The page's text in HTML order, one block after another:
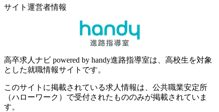
サイト運営者情報
高卒求人ナビ powered by handy進路指導室は、高校生を対象
とした就職情報サイトです。
このサイトに掲載されている求人情報は、公共職業安定所
（ハローワーク）で受付されたもののみが掲載されていま
す。